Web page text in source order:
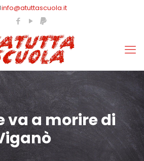
info@atuttascuola.it
va a morire di